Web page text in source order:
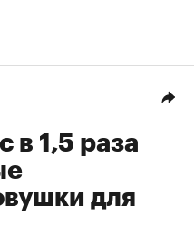
в 1,5 раза
для